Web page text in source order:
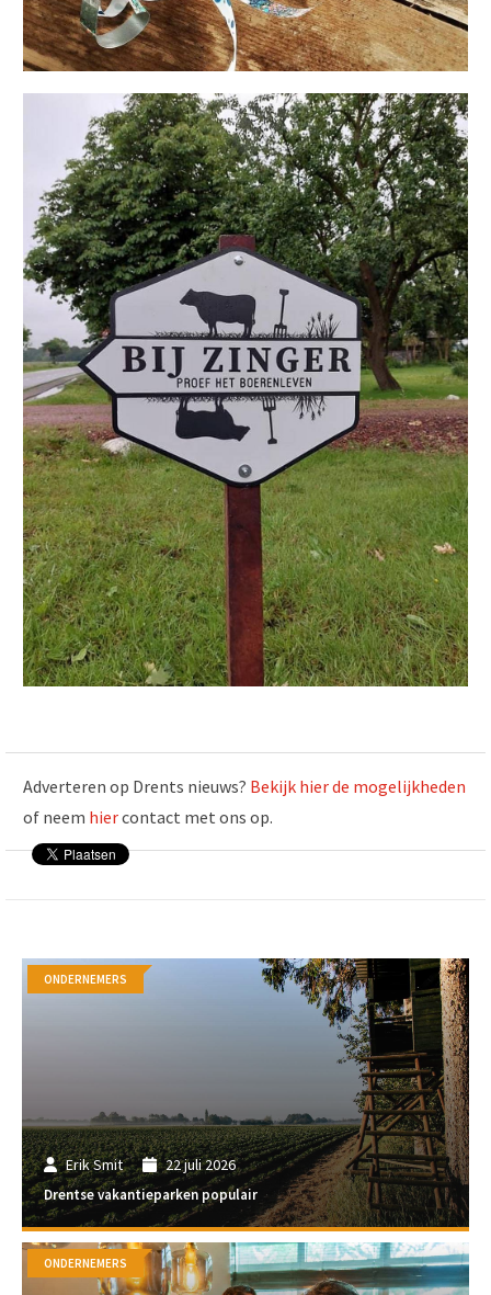
Adverteren op Drents nieuws? Bekijk hier de mogelijkheden
of neem hiercontact met ons op.
Erik Smit 22 juli 2026
Drentse vakantieparken populair
ONDERNEMERS
ONDERNEMERS